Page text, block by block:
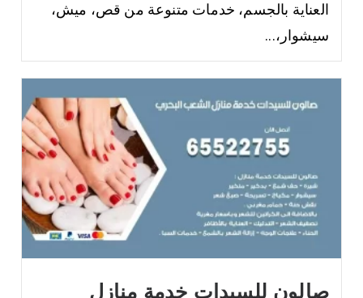
العناية بالجسم، خدمات متنوعة من قص، ميش،
سيشوار،...
صالون للسيدات خدمة منازل